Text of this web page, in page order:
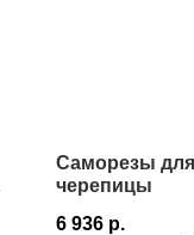
Саморезы
черепицы
6 936 р.